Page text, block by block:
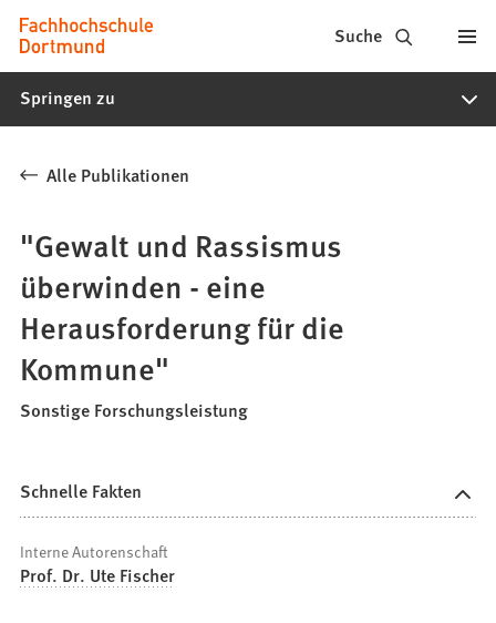
Inhalt anspringen
Fachhochschule
Dortmund
-
Studiengänge,
Bewerbung
Suche
Springen zu
Alle Publikationen
"Gewalt und Rassismus
überwinden - eine
Herausforderung für die
Kommune"
Sonstige Forschungsleistung
Schnelle Fakten
Interne Autorenschaft
Prof. Dr. Ute Fischer